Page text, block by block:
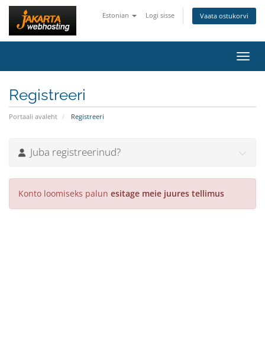
Estonian Logi sisse Vaata ostukorvi
Registreeri
Portaali avaleht Registreeri
Juba registreerinud?
Konto loomiseks palun esitage meie juures tellimus